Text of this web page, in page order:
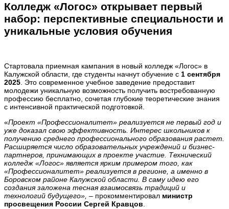
Колледж «Логос» открывает первый
набор: перспективные специальности и
уникальные условия обучения
Стартовала приемная кампания в новый колледж «Логос» в
Калужской области, где студенты начнут обучение с 1 сентября
2025 . Это современное учебное заведение предоставит
молодежи уникальную возможность получить востребованную
профессию бесплатно, сочетая глубокие теоретические знания
с интенсивной практической подготовкой.
«Проект «Профессионалитет» реализуется не первый год и
уже доказал свою эффективность. Интерес школьников к
получению среднего профессионального образования растет.
Расширяется число образовательных учреждений и бизнес-
партнеров, принимающих в проекте участие. Технический
колледж «Логос» является ярким примером того, как
«Профессионалитет» реализуется в регионе, а именно в
Боровском районе Калужской области. В саму идею его
создания заложена тесная взаимосвязь традиций и
технологий будущего», – прокомментировал министр
просвещения России Сергей Кравцов